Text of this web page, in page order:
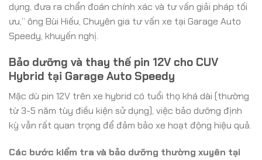
dụng, đưa ra chẩn đoán chính xác và tư vấn giải pháp tối
ưu,” ông Bùi Hiếu, Chuyên gia tư vấn xe tại Garage Auto
Speedy, khuyến nghị.
Bảo dưỡng và thay thế pin 12V cho CUV
Hybrid tại Garage Auto Speedy
Mặc dù pin 12V trên xe hybrid có tuổi thọ khá dài (thường
từ 3-5 năm tùy điều kiện sử dụng), việc bảo dưỡng định
kỳ vẫn rất quan trọng để đảm bảo xe hoạt động hiệu quả.
Các bước kiểm tra và bảo dưỡng thường xuyên tại